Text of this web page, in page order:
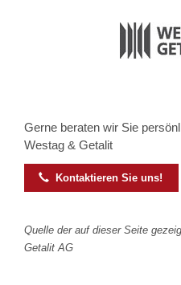
Gerne beraten wir Sie
Westag & Getalit
 Kontaktieren Sie uns!
Quelle der auf dieser Seite
Getalit AG